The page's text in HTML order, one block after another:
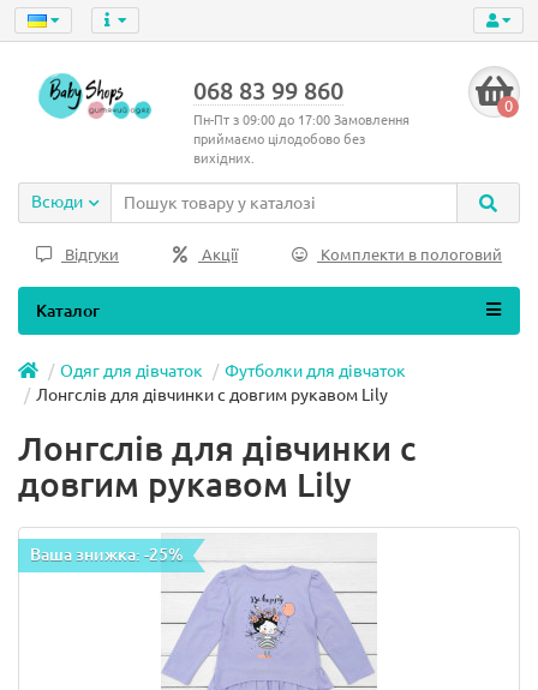
068 83 99 860
Пн-Пт з 09:00 до 17:00 Замовлення
приймаємо цілодобово без
вихідних.
0
Всюди
Відгуки Акції Комплекти в пологовий
Каталог
Одяг для дівчаток
Футболки для дівчаток
Лонгслів для дівчинки с довгим рукавом Lily
Лонгслів для дівчинки с
довгим рукавом Lily
Ваша знижка: -25%